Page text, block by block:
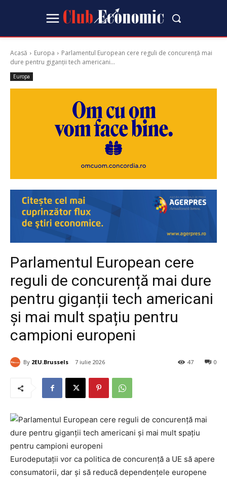
Acasă Europa
Parlamentul European cere reguli de concurență mai
dure pentru giganții tech americani...
Europa
Parlamentul European cere
reguli de concurență mai dure
pentru giganții tech americani
și mai mult spațiu pentru
campioni europeni
By 2EU.Brussels 7 iulie 2026 0
47
Eurodeputații vor ca politica de concurență a UE să apere
consumatorii, dar și să reducă dependențele europene